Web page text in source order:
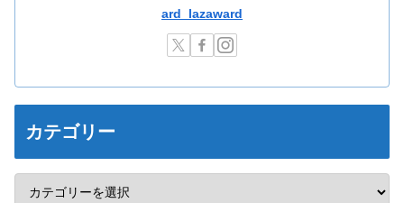
ard_lazaward
カテゴリー